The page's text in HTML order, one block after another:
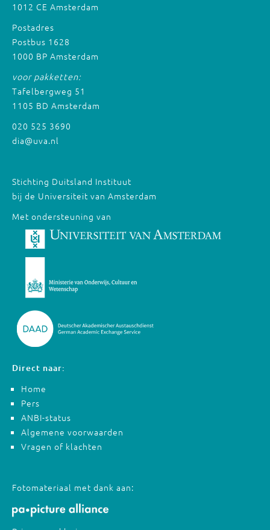
1012 CE Amsterdam
Postadres
Postbus 1628
1000 BP Amsterdam
voor pakketten:
Tafelbergweg 51
1105 BD Amsterdam
020 525 3690
dia@uva.nl
Stichting Duitsland Instituut
bij de Universiteit van Amsterdam
Met ondersteuning van
Direct naar:
Home
Pers
ANBI-status
Algemene voorwaarden
Vragen of klachten
Fotomateriaal met dank aan: